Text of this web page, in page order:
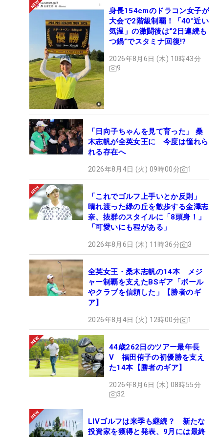
身長154cmのドラコン女子が
大会で2階級制覇！「40°近い
気温」の激闘後は“2日連続も
つ鍋”でスタミナ回復!?
2026年8月6日 (木) 10時43分
9
「日向子ちゃんを見て育った」 桑
木志帆が全英女王に 今度は憧れら
れる存在へ
2026年8月4日 (火) 09時00分 1
「これでゴルフ上手いとか反則」
晴れ渡った緑の丘を散歩する金澤志
奈、抜群のスタイルに「8頭身！」
「可愛いにも程がある」
2026年8月6日 (木) 11時36分 3
全英女王・桑木志帆の14本 メジ
ャー制覇を支えたBSギア「ボール
やクラブを信頼した」【勝者のギ
ア】
2026年8月4日 (火) 12時00分 1
44歳262日のツアー最年長
V 福田侑子の初優勝を支え
た14本【勝者のギア】
2026年8月6日 (木) 08時55分
32
LIVゴルフは来季も継続？ 新たな
投資家を獲得と発表、9月には最終